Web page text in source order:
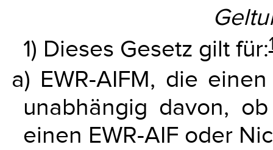
1) Dieses Gesetz gilt für:
a) EWR-AIFM, die
unabhängig davon,
einen EWR-AIF oder